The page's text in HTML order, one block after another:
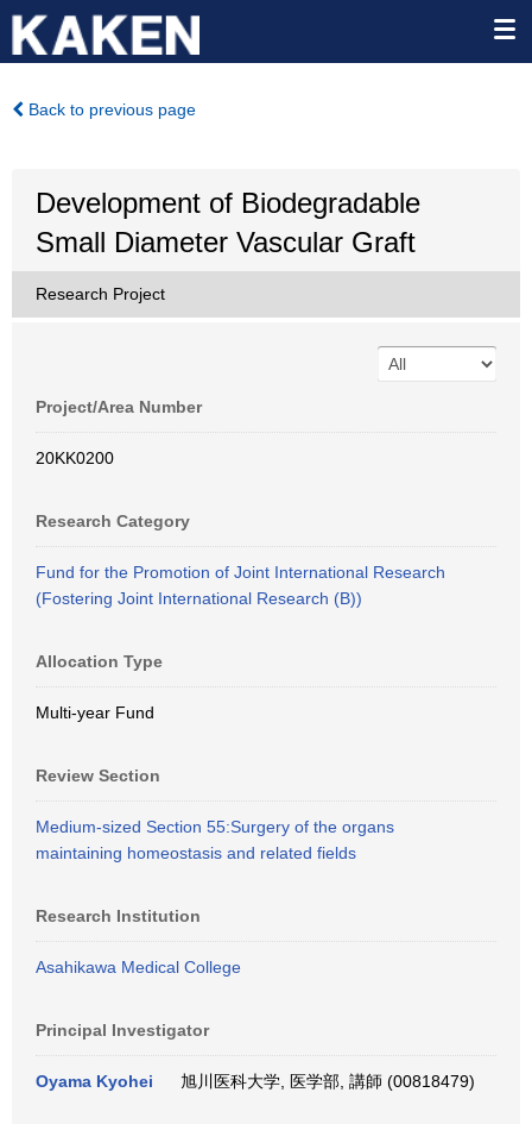
Back to previous page
Development of Biodegradable
Small Diameter Vascular Graft
Research Project
Project/Area Number
20KK0200
Research Category
Fund for the Promotion of Joint International Research
(Fostering Joint International Research (B))
Allocation Type
Multi-year Fund
Review Section
Medium-sized Section 55:Surgery of the organs
maintaining homeostasis and related fields
Research Institution
Asahikawa Medical College
Principal Investigator
Oyama Kyohei 旭川医科大学, 医学部, 講師 (00818479)